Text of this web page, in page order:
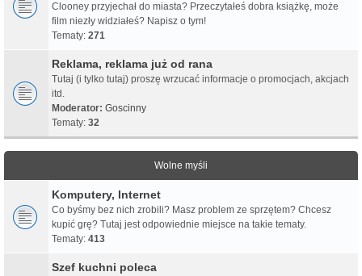
Clooney przyjechał do miasta? Przeczytałeś dobra książkę, może
film niezły widziałeś? Napisz o tym!
Tematy: 271
Reklama, reklama już od rana
Tutaj (i tylko tutaj) proszę wrzucać informacje o promocjach, akcjach
itd.
Moderator: Goscinny
Tematy: 32
Wolne myśli
Komputery, Internet
Co byśmy bez nich zrobili? Masz problem ze sprzętem? Chcesz
kupić grę? Tutaj jest odpowiednie miejsce na takie tematy.
Tematy: 413
Szef kuchni poleca